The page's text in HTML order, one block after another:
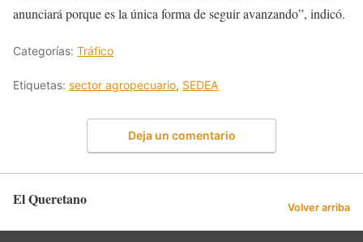
anunciará porque es la única forma de seguir avanzando”, indicó.
Categorías: Tráfico
Etiquetas: sector agropecuario, SEDEA
Deja un comentario
El Queretano Volver arriba